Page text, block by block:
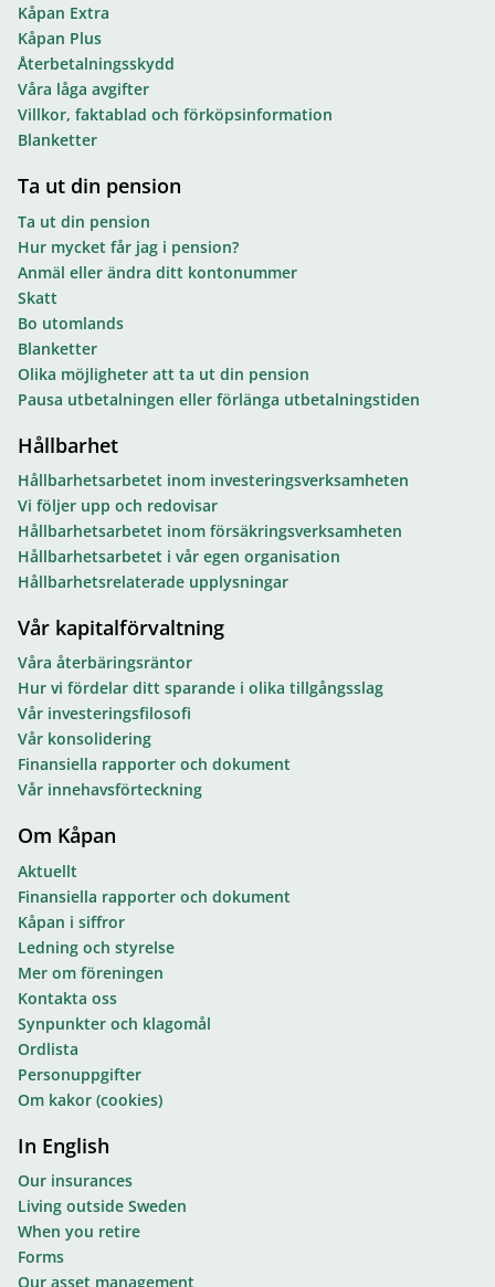
Kåpan Extra
Kåpan Plus
Återbetalningsskydd
Våra låga avgifter
Villkor, faktablad och förköpsinformation
Blanketter
Ta ut din pension
Ta ut din pension
Hur mycket får jag i pension?
Anmäl eller ändra ditt kontonummer
Skatt
Bo utomlands
Blanketter
Olika möjligheter att ta ut din pension
Pausa utbetalningen eller förlänga utbetalningstiden
Hållbarhet
Hållbarhetsarbetet inom investeringsverksamheten
Vi följer upp och redovisar
Hållbarhetsarbetet inom försäkringsverksamheten
Hållbarhetsarbetet i vår egen organisation
Hållbarhetsrelaterade upplysningar
Vår kapitalförvaltning
Våra återbäringsräntor
Hur vi fördelar ditt sparande i olika tillgångsslag
Vår investeringsfilosofi
Vår konsolidering
Finansiella rapporter och dokument
Vår innehavsförteckning
Om Kåpan
Aktuellt
Finansiella rapporter och dokument
Kåpan i siffror
Ledning och styrelse
Mer om föreningen
Kontakta oss
Synpunkter och klagomål
Ordlista
Personuppgifter
Om kakor (cookies)
In English
Our insurances
Living outside Sweden
When you retire
Forms
Our asset management